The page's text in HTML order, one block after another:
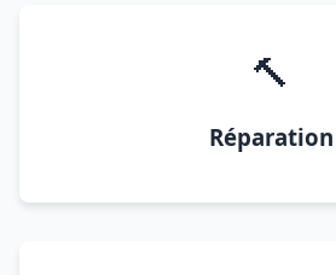
🔨
Réparation